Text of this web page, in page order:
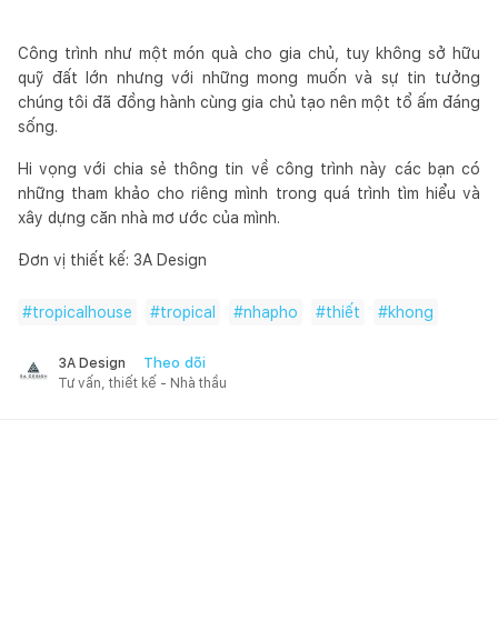
Công trình như một món quà cho gia chủ, tuy không sở hữu
quỹ đất lớn nhưng với những mong muốn và sự tin tưởng
chúng tôi đã đồng hành cùng gia chủ tạo nên một tổ ấm đáng
sống.
Hi vọng với chia sẻ thông tin về công trình này các bạn có
những tham khảo cho riêng mình trong quá trình tìm hiểu và
xây dựng căn nhà mơ ước của mình.
Đơn vị thiết kế: 3A Design
#tropicalhouse #tropical #nhapho #thiết #khong
3A Design Theo dõi
Tư vấn, thiết kế - Nhà thầu